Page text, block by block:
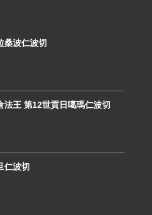
桑波仁波切
法王 第12世貢日噶瑪仁波切
仁波切